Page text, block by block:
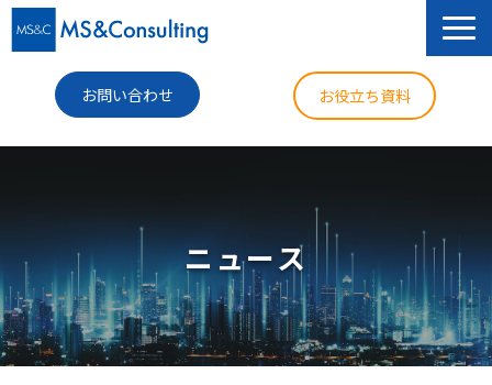
お問い合わせ お役立ち資料
導入事例
コラム
ニュース
ニュース